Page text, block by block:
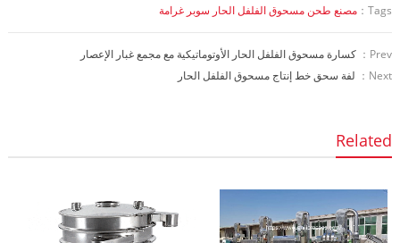
Tags： مصنع طحن مسحوق الفلفل الحار سوبر غرامة
Prev：
كسارة مسحوق الفلفل الحار الأوتوماتيكية مع مجمع غبار الإعصار
Next：
لفة سحق خط إنتاج مسحوق الفلفل الحار
Related